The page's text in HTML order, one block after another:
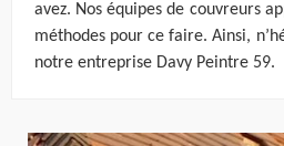
avez. Nos équipes de couvreurs
méthodes pour ce faire. Ainsi,
notre entreprise Davy Peintre 59.